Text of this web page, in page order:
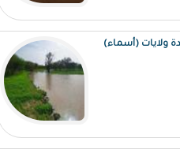
ولايات (أسماء)